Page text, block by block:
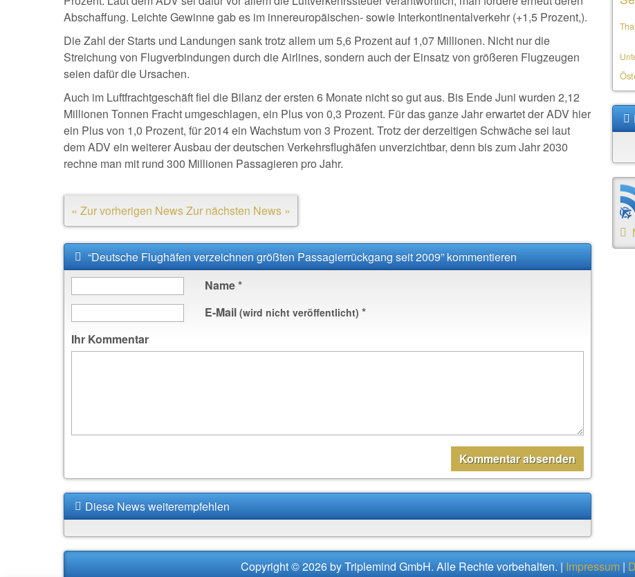
Abschaffung. Leichte Gewinne gab es im innereuropäischen- sowie Interkontinentalverkehr (+1,5 Prozent,).
Die Zahl der Starts und Landungen sank trotz allem um 5,6 Prozent auf 1,07 Millionen. Nicht nur die
Streichung von Flugverbindungen durch die Airlines, sondern auch der Einsatz von größeren Flugzeugen
seien dafür die Ursachen.
Auch im Luftfrachtgeschäft fiel die Bilanz der ersten 6 Monate nicht so gut aus. Bis Ende Juni wurden 2,12
Millionen Tonnen Fracht umgeschlagen, ein Plus von 0,3 Prozent. Für das ganze Jahr erwartet der ADV hier
ein Plus von 1,0 Prozent, für 2014 ein Wachstum von 3 Prozent. Trotz der derzeitigen Schwäche sei laut
dem ADV ein weiterer Ausbau der deutschen Verkehrsflughäfen unverzichtbar, denn bis zum Jahr 2030
rechne man mit rund 300 Millionen Passagieren pro Jahr.
« Zur vorherigen NewsZur nächsten News »
“Deutsche Flughäfen verzeichnen größten Passagierrückgang seit 2009” kommentieren
Name*
E-Mail (wird nicht veröffentlicht) *
Ihr Kommentar
Diese News weiterempfehlen
Copyright © 2026 by Triplemind GmbH. Alle Rechte vorbehalten. | Impressum|